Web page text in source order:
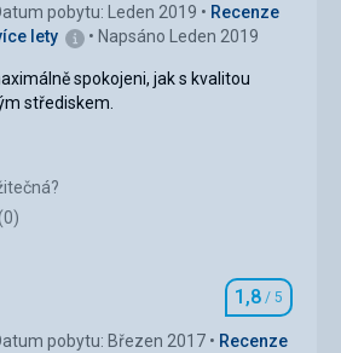
pobytu: Leden 2019
Recenze
lety
Napsáno Leden 2019
spokojeni, jak s kvalitou
střediskem.
spokojeni, jak s kvalitou
střediskem.
5,0/ 5
(0)
Hodnocení
1,8 / 5
pobytu: Březen 2017
Recenze